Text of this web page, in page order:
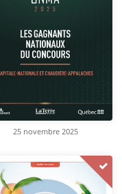
25 novembre 2025